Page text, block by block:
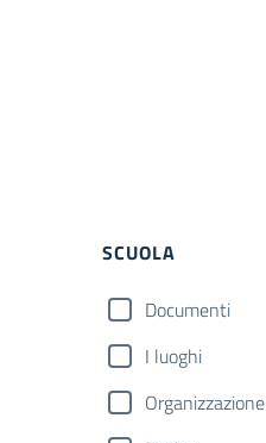
Filtri
SCUOLA
Documenti
I luoghi
Organizzazione